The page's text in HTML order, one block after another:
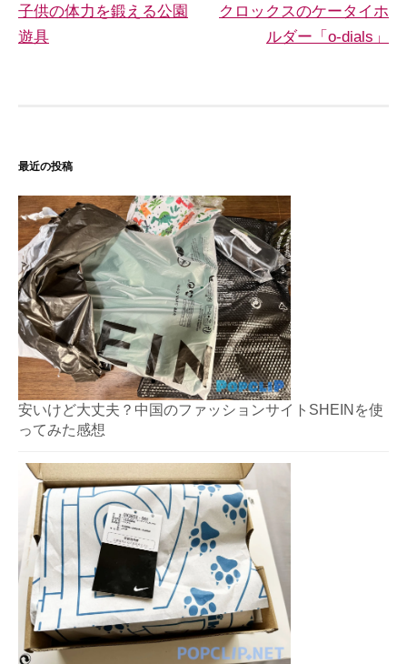
稿
ナ
シ
ョ
ン
子供の体力を鍛える公園
遊具
クロックスのケータイホ
ルダー「o-dials」
最近の投稿
安いけど大丈夫？中国のファッションサイトSHEINを使
ってみた感想